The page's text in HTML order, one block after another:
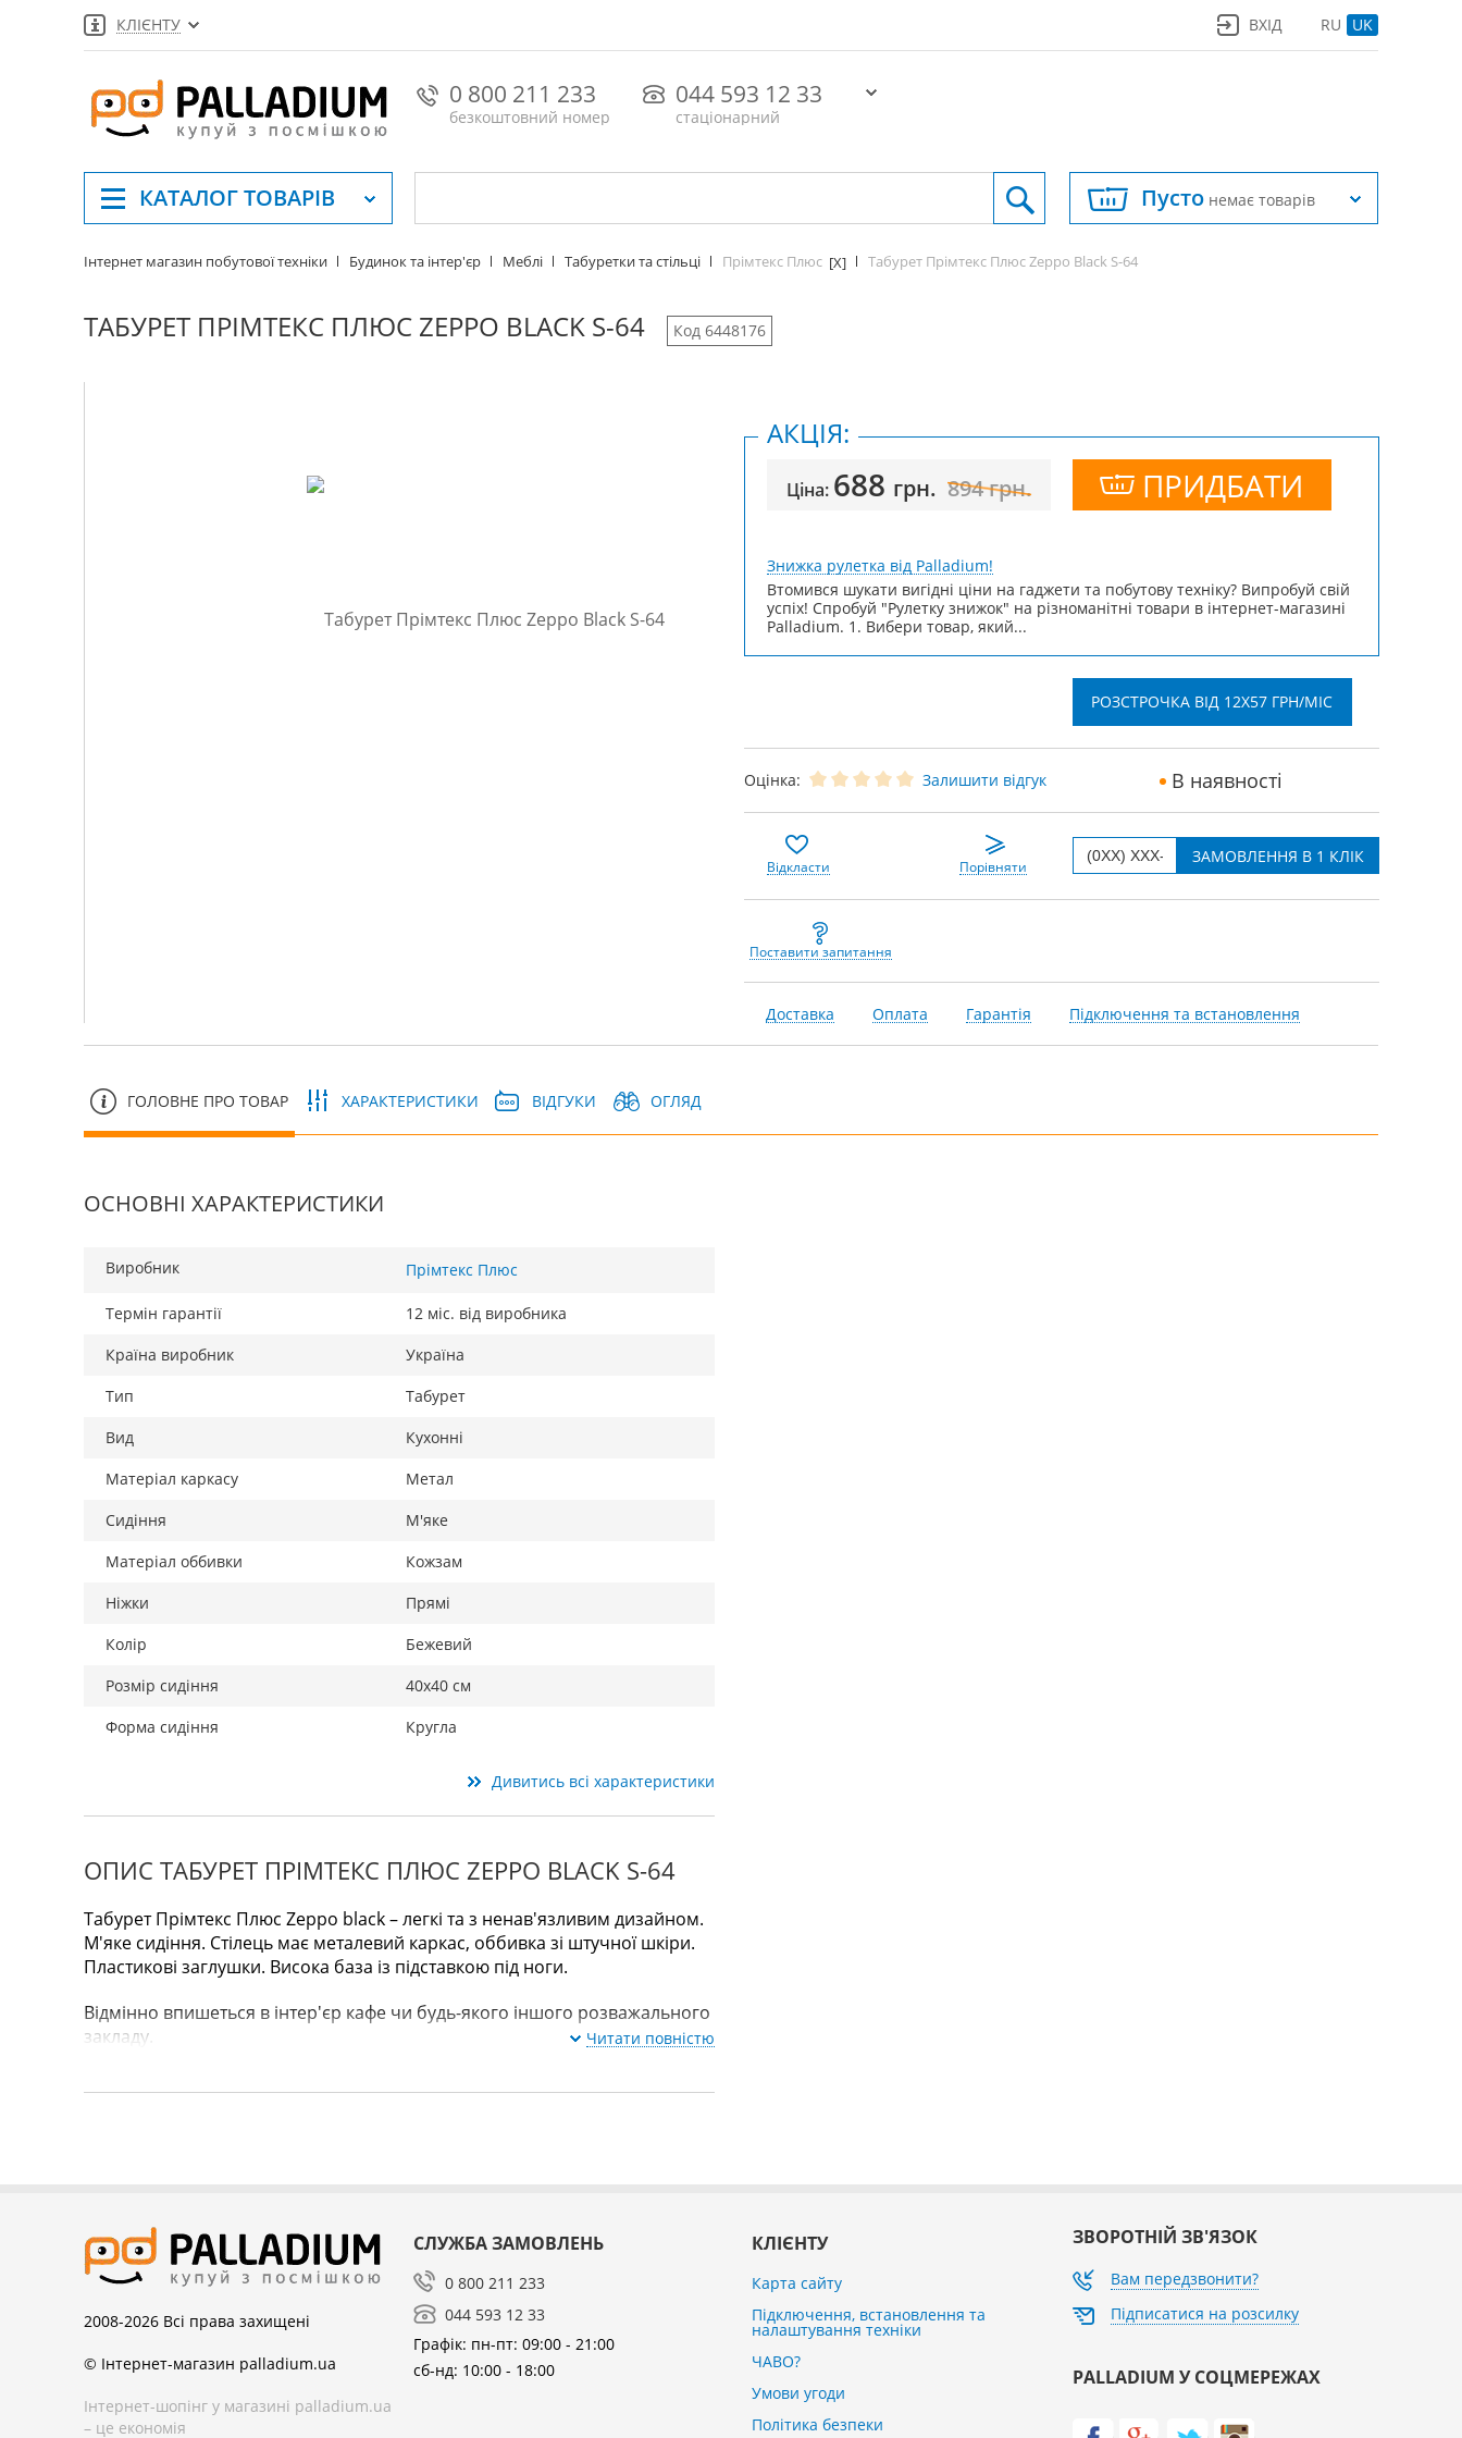
КЛІЄНТУ RU UK
ВХІД
0 800 211 233
безкоштовний номер
044 593 12 33
стаціонарний
КАТАЛОГТОВАРІВ Пусто немає товарів
Інтернет магазин побутової техніки Будинок та інтер'єр Меблі Табуретки та стільці Прімтекс Плюс [X] Табурет Прімтекс Плюс Zeppo Black S-64
ТАБУРЕТ ПРІМТЕКС ПЛЮС ZEPPO BLACK S-64 Код 6448176
Ціна: 688 грн. 894грн. ПРИДБАТИ
АКЦІЯ:
Знижка рулетка від Palladium!
Втомився шукати вигідні ціни на гаджети та побутову техніку? Випробуй свій
успіх! Спробуй "Рулетку знижок" на різноманітні товари в інтернет-магазині
Palladium. 1. Вибери товар, який...
РОЗСТРОЧКА ВІД 12X57 ГРН/МІС
Оцінка: Залишити відгук В наявності
Відкласти Порівняти
Поставити запитання
Доставка Оплата Гарантія Підключення та встановлення
ГОЛОВНЕ ПРО ТОВАР ХАРАКТЕРИСТИКИ ВІДГУКИ ОГЛЯД
ОСНОВНІ ХАРАКТЕРИСТИКИ
Виробник Прімтекс Плюс
Термін гарантії
12 міс. від виробника
Країна виробник
Україна
Тип
Табурет
Вид
Кухонні
Матеріал каркасу
Метал
Сидіння
М'яке
Матеріал оббивки
Кожзам
Ніжки
Прямі
Колір
Бежевий
Розмір сидіння
40х40 см
Форма сидіння
Кругла
Дивитись всі характеристики
ОПИС ТАБУРЕТ ПРІМТЕКС ПЛЮС ZEPPO BLACK S-64
Табурет Прімтекс Плюс Zeppo black – легкі та з ненав'язливим дизайном.
М'яке сидіння. Стілець має металевий каркас, оббивка зі штучної шкіри.
Пластикові заглушки. Висока база із підставкою під ноги.
Відмінно впишеться в інтер'єр кафе чи будь-якого іншого розважального
закладу.
Читати повністю
2008-2026 Всі права захищені
© Інтернет-магазин palladium.ua
Інтернет-шопінг у магазині palladium.ua
– це економія
СЛУЖБА ЗАМОВЛЕНЬ
0 800 211 233
044 593 12 33
Графік: пн-пт: 09:00 - 21:00
сб-нд: 10:00 - 18:00
КЛІЄНТУ
Карта сайту
Підключення, встановлення та
налаштування техніки
ЧАВО?
Умови угоди
Політика безпеки
ЗВОРОТНІЙ ЗВ'ЯЗОК
Вам передзвонити?
Підписатися на розсилку
PALLADIUM У СОЦМЕРЕЖАХ